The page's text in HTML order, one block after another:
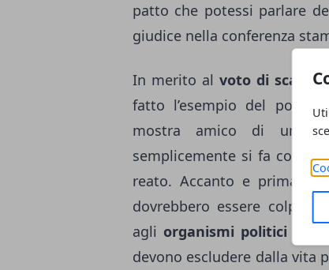
patto che potessi parlare
giudice nella conferenza
In merito alvoto di
fatto l’esempio del
mostra amico di un
semplicemente si fa con lui
reato. Accanto e prima
dovrebbero essere colpiti
agli organismi politici
devono escludere dalla vita